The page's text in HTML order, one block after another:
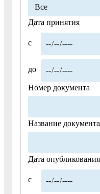
Дата принятия
с
до
Номер документа
Название документа
Дата опубликования
с